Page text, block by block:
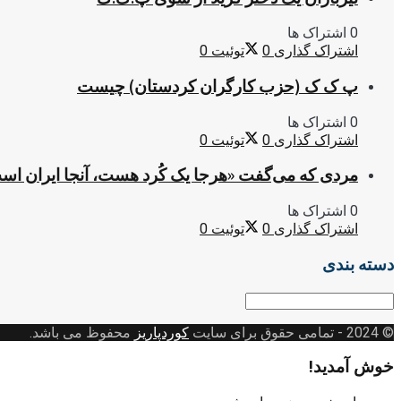
0 اشتراک ها
اشتراک گذاری 0 توئیت 0
پ ک ک (حزب کارگران کردستان) چیست
0 اشتراک ها
اشتراک گذاری 0 توئیت 0
مردی که می‌گفت «هرجا یک کُرد هست، آنجا ایران
0 اشتراک ها
اشتراک گذاری 0 توئیت 0
دسته بندی
دسته
© 2024
- تمامی حقوق برای سایت کوردپاریز محفوظ می باشد.
خوش آمدید!